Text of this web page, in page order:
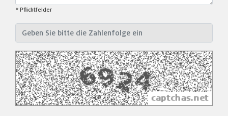
* Pflichtfelder